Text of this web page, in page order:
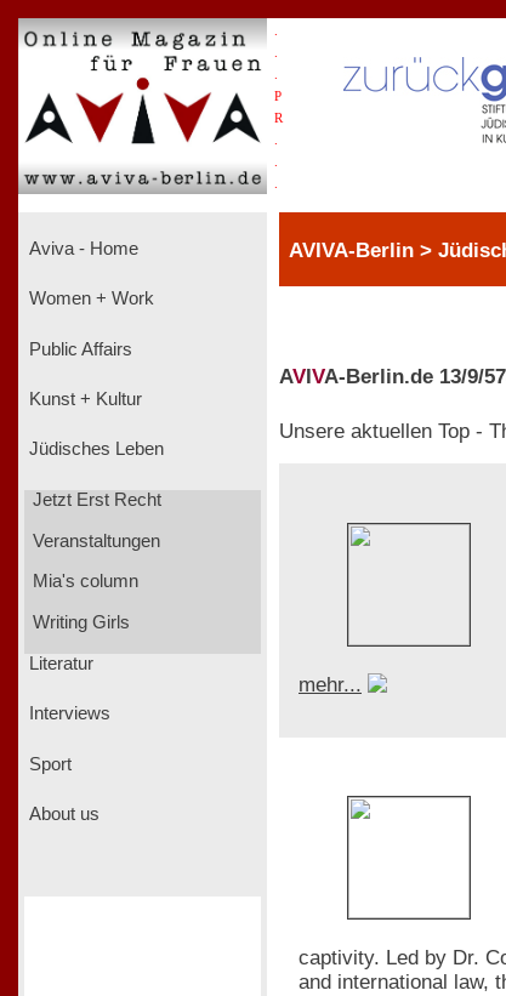
P
R
Aviva - Home
Women + Work
Public Affairs
Kunst + Kultur
Jüdisches Leben
Jetzt Erst Recht
Veranstaltungen
Mia's column
Writing Girls
Literatur
Interviews
Sport
About us
AVIVA-Berlin >
AVIVA-Berlin.de 13/9/
Unsere aktuellen Top -
mehr...
captivity. Led by Dr.
and international law,